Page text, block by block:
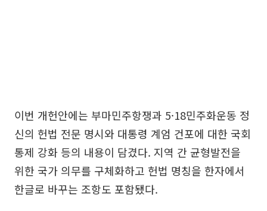
이번 개헌안에는 부마민주항쟁과 5·18민주화운동 정
신의 헌법 전문 명시와 대통령 계엄 건포에 대한 국회
통제 강화 등의 내용이 담겼다. 지역 간 균형발전을
위한 국가 의무를 구체화하고 헌법 명칭을 한자에서
한글로 바꾸는 조항도 포함됐다.